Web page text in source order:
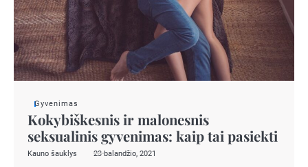
Gyvenimas
Kokybiškesnis ir malonesnis
seksualinis gyvenimas: kaip tai pasiekti
Kauno šauklys 23 balandžio, 2021